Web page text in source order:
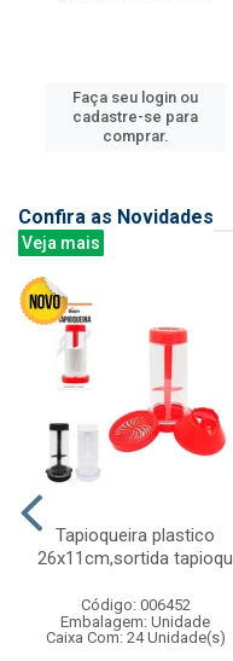
Faça seu login ou
cadastre-se para
comprar.
Confira as Novidades
Veja mais
Tapioqueira plastico
26x11cm,sortida tapioqu
Código: 006452
Embalagem: Unidade
Caixa Com: 24 Unidade(s)